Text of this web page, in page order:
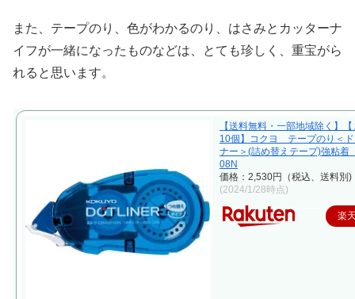
また、テープのり、色がわかるのり、はさみとカッターナ
イフが一緒になったものなどは、とても珍しく、重宝がら
れると思います。
【送料無料・一部地域除く】
10個】コクヨ テープのり＜
ナー＞(詰め替えテープ)強粘
08N
価格：2,530円（税込、送料別)
(2024/1/28時点)
楽